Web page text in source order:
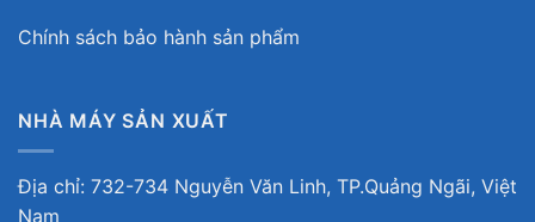
Chính sách bảo hành sản phẩm
NHÀ MÁY SẢN XUẤT
Địa chỉ: 732-734 Nguyễn Văn Linh, TP.Quảng Ngãi, Việt
Nam